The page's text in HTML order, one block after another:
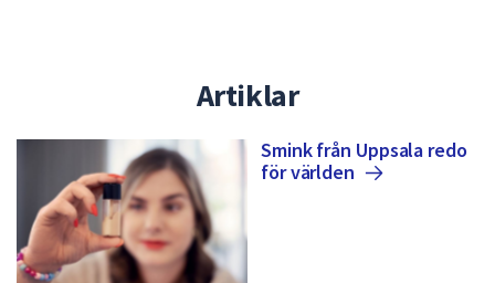
enter
för
Artiklar
Smink från Uppsala redo
förvärlden